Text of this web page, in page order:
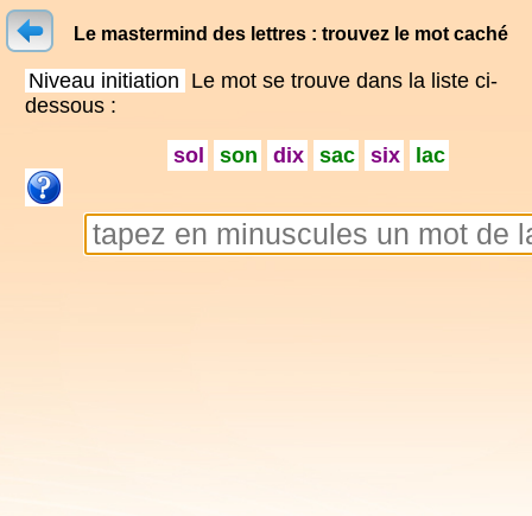
Le mastermind des lettres : trouvez le mot caché
Niveau initiation Le mot se trouve dans la liste ci-
dessous :
sol son dix sac six lac